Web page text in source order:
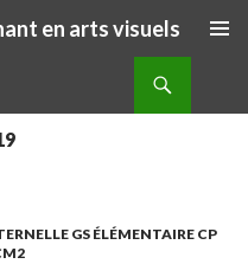
en arts visuels
GS ÉLÉMENTAIRE CP